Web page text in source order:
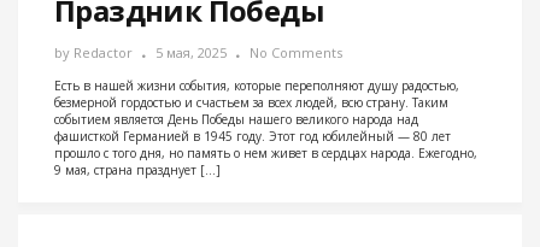
Праздник Победы
by Redactor 5 мая, 2025 No Comments
Есть в нашей жизни события, которые переполняют душу радостью,
безмерной гордостью и счастьем за всех людей, всю страну. Таким
событием является День Победы нашего великого народа над
фашисткой Германией в 1945 году. Этот год юбилейный — 80 лет
прошло с того дня, но память о нем живет в сердцах народа. Ежегодно,
9 мая, страна празднует […]